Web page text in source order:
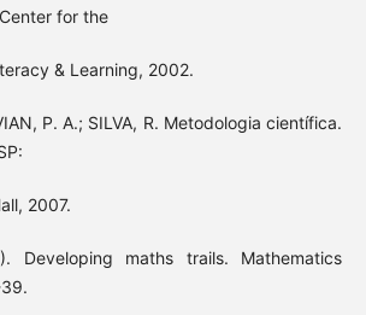
for the
& Learning, 2002.
P. A.; SILVA, R. Metodologia científica.
2007.
Developing maths trails. Mathematics